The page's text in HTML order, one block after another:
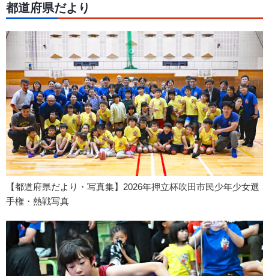
都道府県だより
【都道府県だより・写真集】2026年押立杯吹田市民少年少女選
手権・熱戦写真